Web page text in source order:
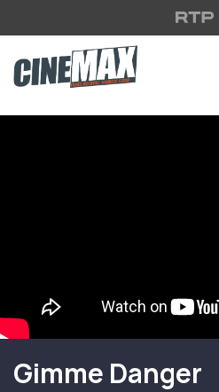
Saltar para o conteúdo principal
Filme em Cartaz
Gimme Danger